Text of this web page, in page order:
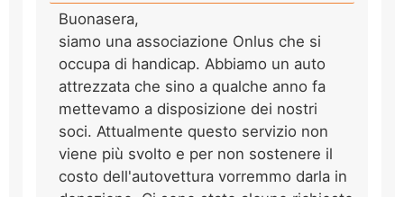
Buonasera,
siamo una associazione Onlus che si
occupa di handicap. Abbiamo un auto
attrezzata che sino a qualche anno fa
mettevamo a disposizione dei nostri
soci. Attualmente questo servizio non
viene più svolto e per non sostenere il
costo dell'autovettura vorremmo darla in